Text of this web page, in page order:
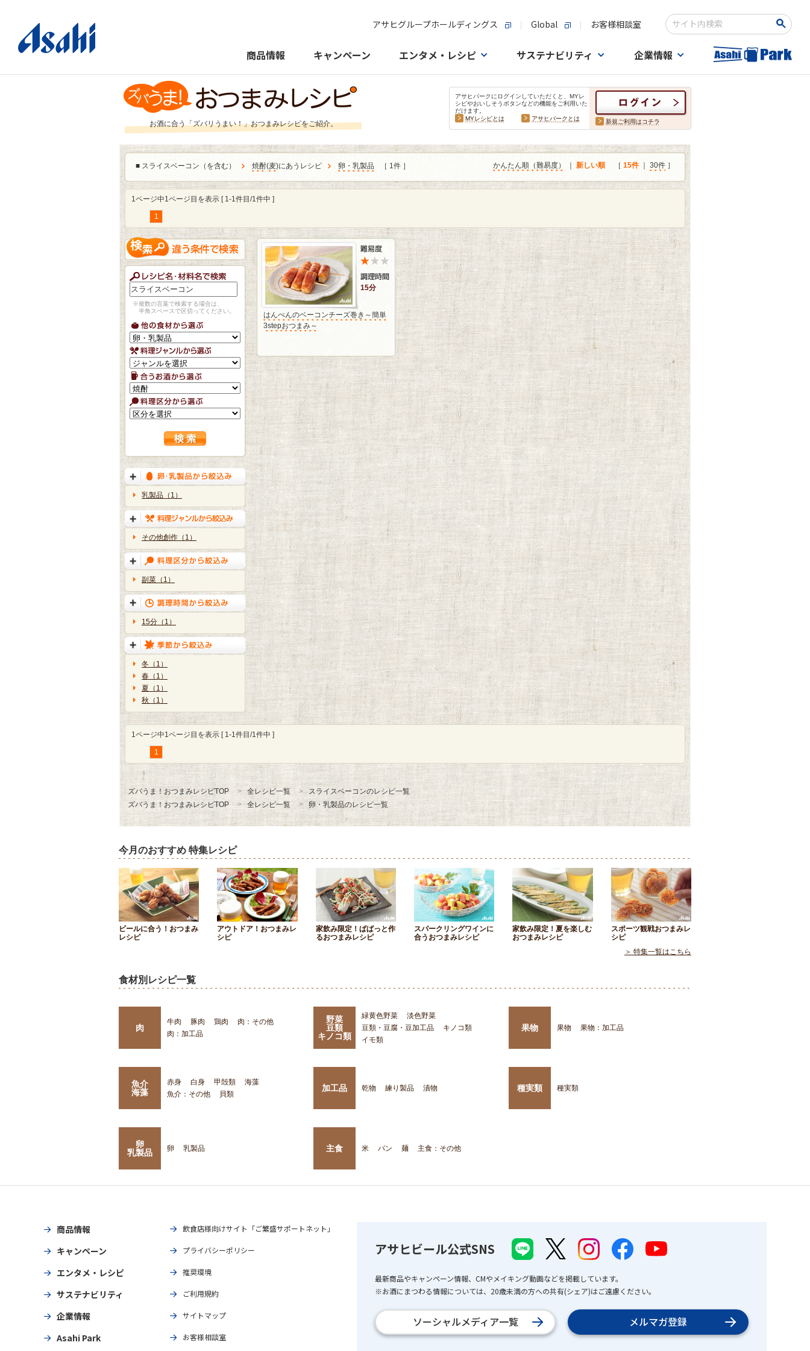
アサヒグループホールディングス Global お客様相談室
検索キーワード入力
商品情報 キャンペーン エンタメ・レシピ サステナビリティ 企業情報
お酒に合う「ズバリうまい！」おつまみレシピをご紹介。
アサヒパークにログインしていただくと、MYレ
シピやおいしそうボタンなどの機能をご利用いた
だけます。
MYレシピとは
アサヒパークとは 新規ご利用はコチラ
■ スライスベーコン（を含む） 焼酎(麦)にあうレシピ 卵・乳製品 ［ 1件 ］ かんたん順（難易度） 新しい順 ［ 15件｜ 30件 ］
1ページ中1ページ目を表示 [ 1-1件目/1件中 ]
1
※複数の言葉で検索する場合は、
半角スペースで区切ってください。
乳製品（1）
その他創作（1）
副菜（1）
15分（1）
冬（1）
春（1）
夏（1）
秋（1）
15分
はんぺんのベーコンチーズ巻き～簡単
3stepおつまみ～
1ページ中1ページ目を表示 [ 1-1件目/1件中 ]
1
ズバうま！おつまみレシピTOP 全レシピ一覧
スライスベーコンのレシピ一覧
ズバうま！おつまみレシピTOP
全レシピ一覧 卵・乳製品のレシピ一覧
今月のおすすめ 特集レシピ
ビールに合う！おつまみ
レシピ
アウトドア！おつまみレ
シピ
家飲み限定！ぱぱっと作
るおつまみレシピ
スパークリングワインに
合うおつまみレシピ
家飲み限定！夏を楽しむ
おつまみレシピ
スポーツ観戦おつまみレ
シピ
＞ 特集一覧はこちら
食材別レシピ一覧
肉
牛肉 豚肉 鶏肉
肉：その他
肉：加工品
野菜
豆類
キノコ類
緑黄色野菜
淡色野菜
豆類・豆腐・豆加工品
キノコ類
イモ類
果物 果物 果物：加工品
魚介
海藻
赤身 白身 甲殻類
海藻
魚介：その他
貝類
加工品 乾物 練り製品 漬物 種実類 種実類
卵
乳製品
卵 乳製品 主食 米 パン 麺 主食：その他
商品情報
キャンペーン
エンタメ・レシピ
サステナビリティ
企業情報
Asahi Park
飲食店様向けサイト「ご繁盛サポートネット」
プライバシーポリシー
推奨環境
ご利用規約
サイトマップ
お客様相談室
アサヒビール公式SNS
最新商品やキャンペーン情報、CMやメイキング動画などを掲載しています。
※お酒にまつわる情報については、20歳未満の方への共有(シェア)はご遠慮ください。
ソーシャルメディア一覧 メルマガ登録